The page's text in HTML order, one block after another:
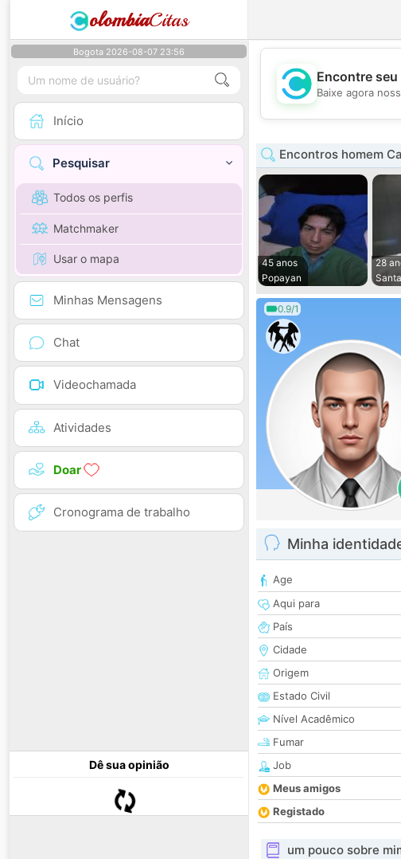
olombiaCitas
Bogota 2026-08-07 23:56
Início
Pesquisar
Todos os perfis
Matchmaker
Usar o mapa
Minhas Mensagens
Chat
Videochamada
Atividades
Doar
Cronograma de trabalho
Dê sua opinião
💖
Encontre
Baixe agora
Encontros homem
45 anos
Popayan
28
0.9/1
Minha
Age
Aqui para
País
Cidade
Origem
Estado Civil
Nível Acadêmico
Fumar
Job
Meus amigos
Registado
um pouco sobre